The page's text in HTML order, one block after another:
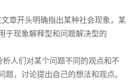
文章开头明确指出某种社会现象，某
于现象解释型和问题解决型的
析人们对某个问题不同的观点和不
题，讨论提出自己的想法和观点。